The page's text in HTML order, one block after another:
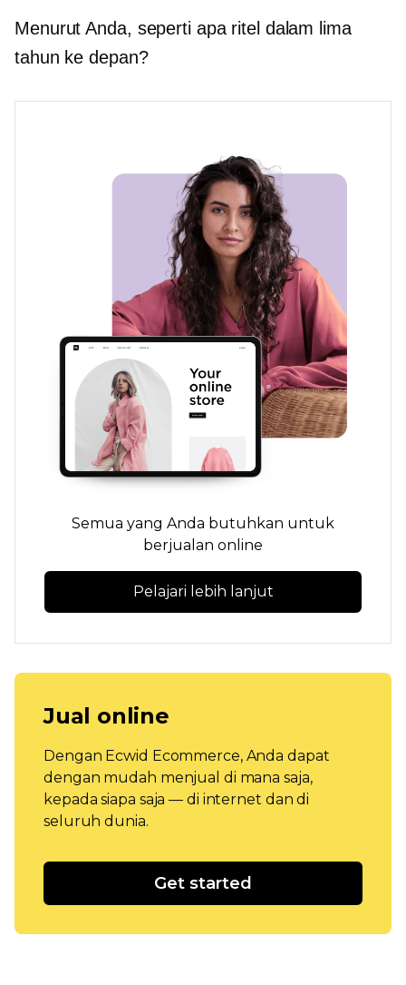
Menurut Anda, seperti apa ritel dalam lima
tahun ke depan?
Semua yang Anda butuhkan untuk
berjualan online
Pelajari lebih lanjut
Jual online
Dengan Ecwid Ecommerce, Anda dapat
dengan mudah menjual di mana saja,
kepada siapa saja — di internet dan di
seluruh dunia.
Get started